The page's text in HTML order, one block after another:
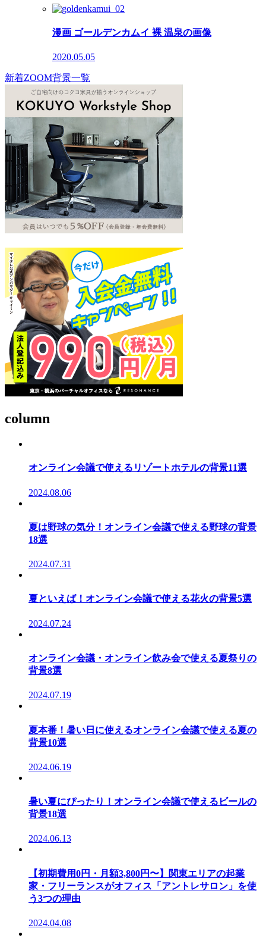
漫画 ゴールデンカムイ 裸 温泉の画像
2020.05.05
新着ZOOM背景一覧
column
オンライン会議で使えるリゾートホテルの背景11選
2024.08.06
夏は野球の気分！オンライン会議で使える野球の背景
18選
2024.07.31
夏といえば！オンライン会議で使える花火の背景5選
2024.07.24
オンライン会議・オンライン飲み会で使える夏祭りの
背景8選
2024.07.19
夏本番！暑い日に使えるオンライン会議で使える夏の
背景10選
2024.06.19
暑い夏にぴったり！オンライン会議で使えるビールの
背景18選
2024.06.13
【初期費用0円・月額3,800円〜】関東エリアの起業
家・フリーランスがオフィス「アントレサロン」を使
う3つの理由
2024.04.08